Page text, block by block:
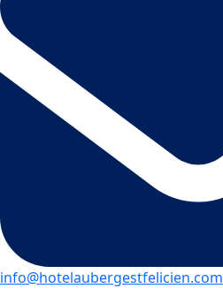
info@hotelaubergestfelicien.com